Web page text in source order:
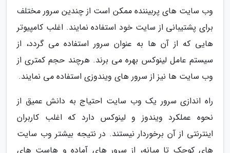
وب سایت های پربیننده ممکن است از چندین سرور مختلف
برای پشتیبانی از سایت خود استفاده نمایند. اغلب کامپیوتر
هایی که از آن ها به عنوان سرور استفاده می گردد، از
سیستم عامل لینوکس بهره می برند. هرچند حجم کمتری از
وب سایت ها نیز از سرور های ویندوزی استفاده می نمایند.
راه اندازی سرور یک وب سایت احتیاج به دانش عمیق از
نحوه عملکرد ویندوز و لینوکس دارد که اغلب کاربران
اینترنتی از آن برخوردار نیستند. در نتیجه بیشتر وب سایت
های کوچک تا میانه، از سرور های آماده و هاست های